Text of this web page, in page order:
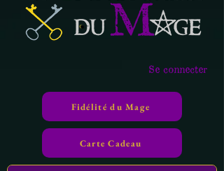
Se connecter
Fidélité du Mage
Carte Cadeau